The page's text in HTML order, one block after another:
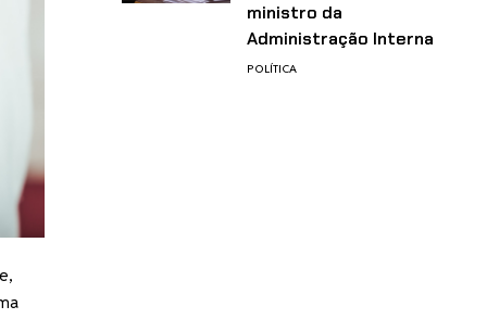
ministro da
Administração Interna
POLÍTICA